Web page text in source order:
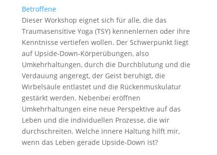
Betroffene
Dieser Workshop eignet sich für alle, die das
Traumasensitive Yoga (TSY) kennenlernen oder ihre
Kenntnisse vertiefen wollen. Der Schwerpunkt liegt
auf Upside-Down-Körperübungen, also
Umkehrhaltungen, durch die Durchblutung und die
Verdauung angeregt, der Geist beruhigt, die
Wirbelsäule entlastet und die Rückenmuskulatur
gestärkt werden. Nebenbei eröffnen
Umkehrhaltungen eine neue Perspektive auf das
Leben und die individuellen Prozesse, die wir
durchschreiten. Welche innere Haltung hilft mir,
wenn das Leben gerade Upside-Down ist?